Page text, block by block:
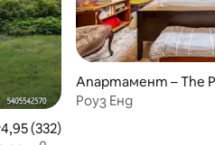
оценка: 4,95 от 5, 332
4,95 (332)
Апартамент – The
Роуз Енд